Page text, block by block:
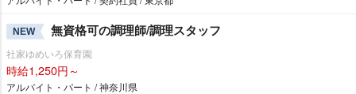
NEW 無資格可の調理師/調理スタッフ
社家ゆめいろ保育園
時給1,250円～
アルバイト・パート / 神奈川県